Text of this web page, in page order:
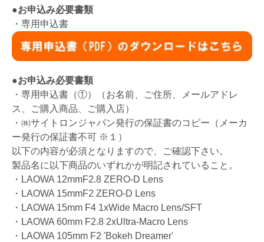
●お申込み必要書類
・専用申込書
●お申込み必要書類
・専用申込書（①）（お名前、ご住所、メールアドレ
ス、ご購入商品、ご購入店）
・㈱サイトロンジャパン発行の保証書のコピー（メーカ
ー発行の保証書不可 ※１）
以下の内容が必須となりますので、ご確認下さい。
製品名に以下商品のいずれかが明記されていること。
・LAOWA 12mmF2.8 ZERO-D Lens
・LAOWA 15mmF2 ZERO-D Lens
・LAOWA 15mm F4 1xWide Macro Lens/SFT
・LAOWA 60mm F2.8 2xUltra-Macro Lens
・LAOWA 105mm F2 'Bokeh Dreamer'